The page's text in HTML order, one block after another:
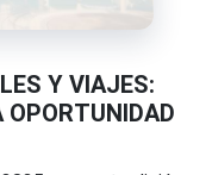
Y VIAJES:
OPORTUNIDAD